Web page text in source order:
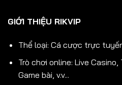
GIỚI THIỆU RIKVIP
Thể loại: Cá cược trực
Trò chơi online: Live
Game bài, v.v...